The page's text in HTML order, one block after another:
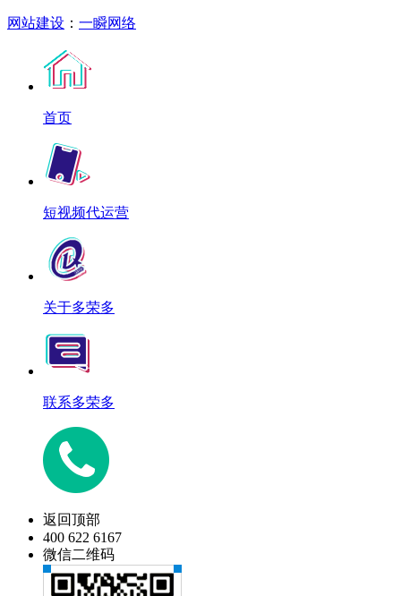
网站建设 ： 一瞬网络
首页
短视频代运营
关于多荣多
联系多荣多
返回顶部
400 622 6167
微信二维码